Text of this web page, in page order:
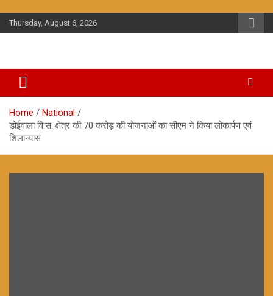
content
Thursday, August 6, 2026
Home
National
डोईवाला वि.स. क्षेत्र की 70 करोड़ की योजनाओं का सीएम ने किया लोकार्पण एवं
शिलान्यास